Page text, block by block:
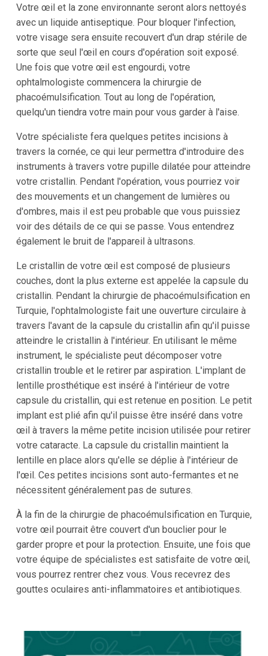
Votre œil et la zone environnante seront alors nettoyés
avec un liquide antiseptique. Pour bloquer l'infection,
votre visage sera ensuite recouvert d'un drap stérile de
sorte que seul l'œil en cours d'opération soit exposé.
Une fois que votre œil est engourdi, votre
ophtalmologiste commencera la chirurgie de
phacoémulsification. Tout au long de l'opération,
quelqu'un tiendra votre main pour vous garder à l'aise.
Votre spécialiste fera quelques petites incisions à
travers la cornée, ce qui leur permettra d'introduire des
instruments à travers votre pupille dilatée pour atteindre
votre cristallin. Pendant l'opération, vous pourriez voir
des mouvements et un changement de lumières ou
d'ombres, mais il est peu probable que vous puissiez
voir des détails de ce qui se passe. Vous entendrez
également le bruit de l'appareil à ultrasons.
Le cristallin de votre œil est composé de plusieurs
couches, dont la plus externe est appelée la capsule du
cristallin. Pendant la chirurgie de phacoémulsification en
Turquie, l'ophtalmologiste fait une ouverture circulaire à
travers l'avant de la capsule du cristallin afin qu'il puisse
atteindre le cristallin à l'intérieur. En utilisant le même
instrument, le spécialiste peut décomposer votre
cristallin trouble et le retirer par aspiration. L'implant de
lentille prosthétique est inséré à l'intérieur de votre
capsule du cristallin, qui est retenue en position. Le petit
implant est plié afin qu'il puisse être inséré dans votre
œil à travers la même petite incision utilisée pour retirer
votre cataracte. La capsule du cristallin maintient la
lentille en place alors qu'elle se déplie à l'intérieur de
l'œil. Ces petites incisions sont auto-fermantes et ne
nécessitent généralement pas de sutures.
À la fin de la chirurgie de phacoémulsification en Turquie,
votre œil pourrait être couvert d'un bouclier pour le
garder propre et pour la protection. Ensuite, une fois que
votre équipe de spécialistes est satisfaite de votre œil,
vous pourrez rentrer chez vous. Vous recevrez des
gouttes oculaires anti-inflammatoires et antibiotiques.